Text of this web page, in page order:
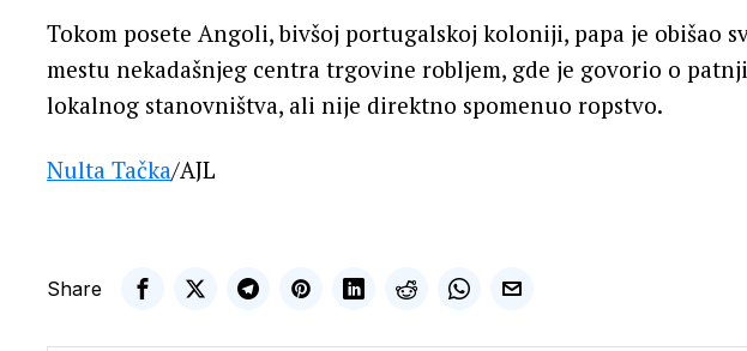
Tokom posete Angoli, bivšoj portugalskoj koloniji, papa je obišao
mestu nekadašnjeg centra trgovine robljem, gde je govorio o
lokalnog stanovništva, ali nije direktno spomenuo ropstvo.
Nulta Tačka/AJL
Share